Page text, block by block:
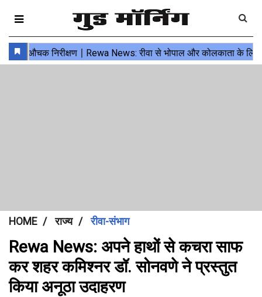
HOME राज्य रीवा-संभाग
Rewa News: अपने हाथों से कचरा साफ
कर शहर कमिश्नर डॉ. सोनवणे ने प्रस्तुत
किया अनूठा उदाहरण